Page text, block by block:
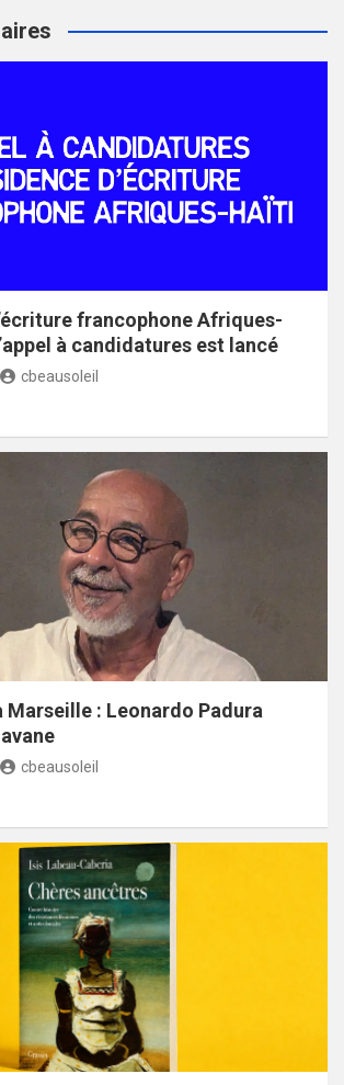
francophone Afriques-
à candidatures est lancé
cbeausoleil
Marseille : Leonardo Padura
cbeausoleil